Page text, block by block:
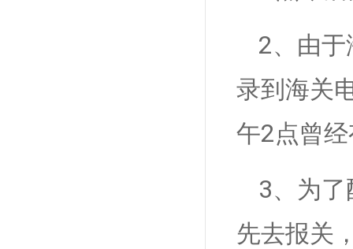
2、由
录到海关
午2点曾
3、为
先去报关